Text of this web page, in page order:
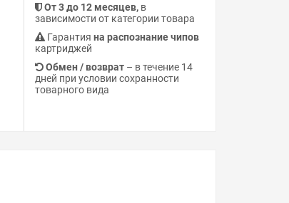
От 3 до 12 месяцев,в
зависимости от категории товара
Гарантия на распознание чипов
картриджей
Обмен / возврат– в течение 14
дней при условии сохранности
товарного вида